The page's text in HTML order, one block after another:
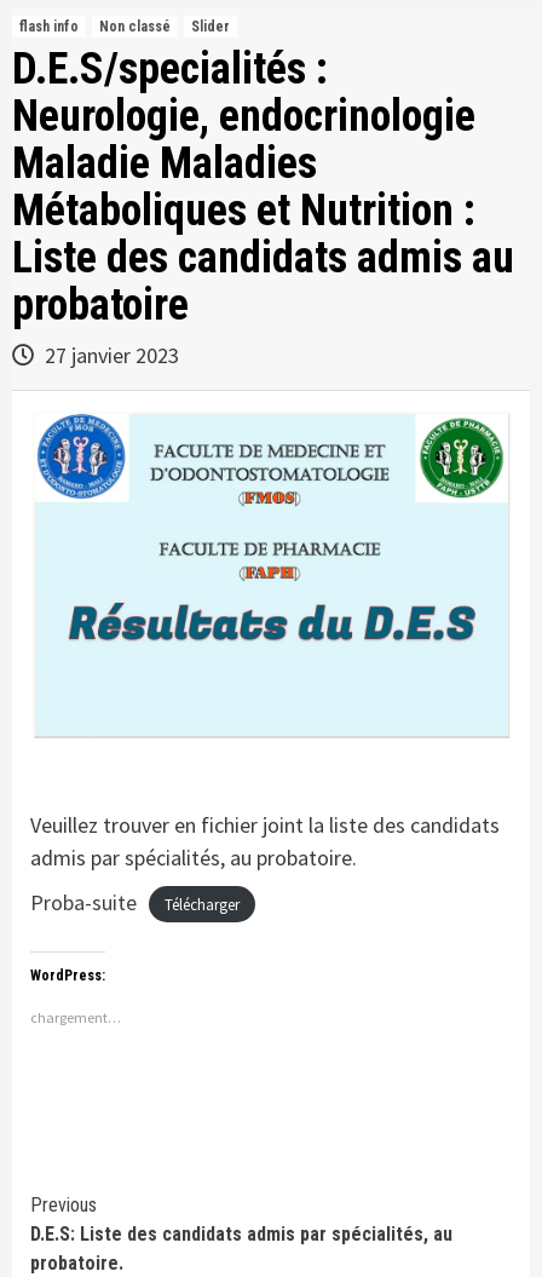
flash info Non classé Slider
D.E.S/specialités :
Neurologie, endocrinologie
Maladie Maladies
Métaboliques et Nutrition :
Liste des candidats admis au
probatoire
27 janvier 2023
Veuillez trouver en fichier joint la liste des candidats
admis par spécialités, au probatoire.
Proba-suite
Télécharger
WordPress:
chargement…
Continue
Reading
Previous
D.E.S: Liste des candidats admis par spécialités, au
probatoire.